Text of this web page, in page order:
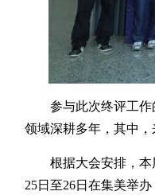
参与此次终评工作
领域深耕多年，其中，
根据大会安排，本
25日至26日在集美举